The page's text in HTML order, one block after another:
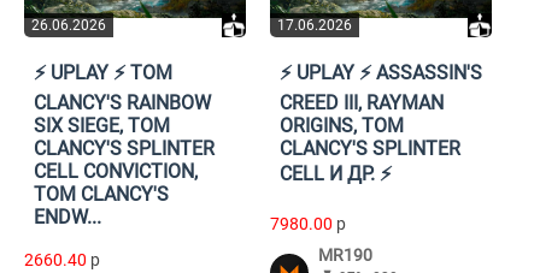
26.06.2026
⚡️ UPLAY ⚡️ TOM
CLANCY'S RAINBOW
SIX SIEGE, TOM
CLANCY'S SPLINTER
CELL CONVICTION,
TOM CLANCY'S
ENDW...
2660.40 p
17.06.2026
⚡️ UPLAY ⚡️ ASSASSIN'S
CREED III, RAYMAN
ORIGINS, TOM
CLANCY'S SPLINTER
CELL И ДР. ⚡️
7980.00 p
MR190